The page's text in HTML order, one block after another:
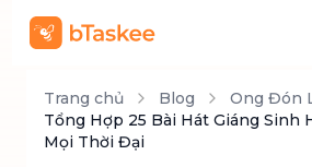
Trang chủ Blog
Ong Đón
Tổng Hợp 25 Bài Hát Giáng Sinh
Mọi Thời Đại